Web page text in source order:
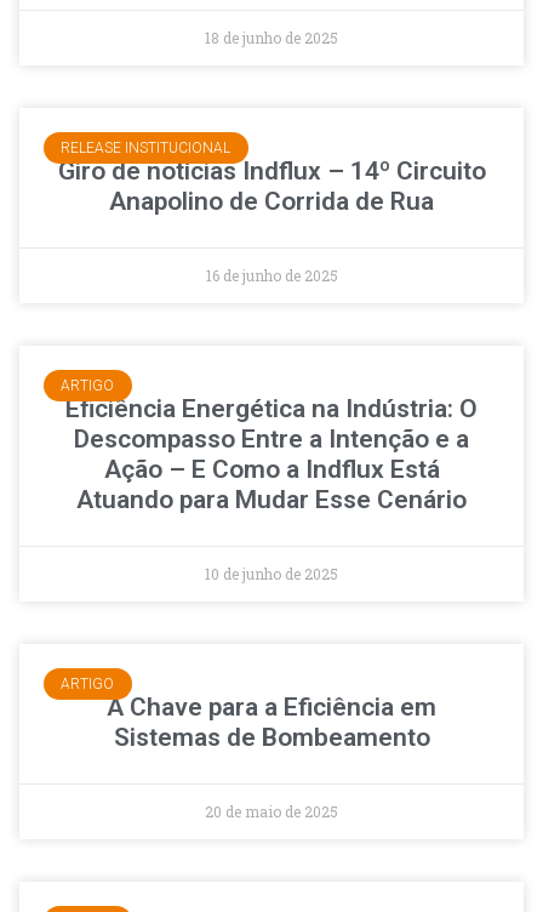
18 de junho de 2025
RELEASE INSTITUCIONAL
Giro de notícias Indflux – 14º Circuito
Anapolino de Corrida de Rua
16 de junho de 2025
ARTIGO
Eficiência Energética na Indústria: O
Descompasso Entre a Intenção e a
Ação – E Como a Indflux Está
Atuando para Mudar Esse Cenário
10 de junho de 2025
ARTIGO
A Chave para a Eficiência em
Sistemas de Bombeamento
20 de maio de 2025